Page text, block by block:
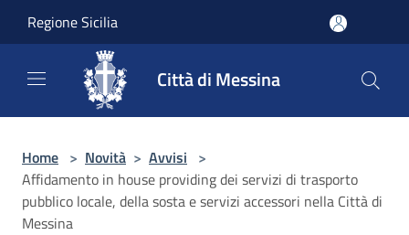
Regione Sicilia
Città di Messina
Home > Novità > Avvisi >
Affidamento in house providing dei servizi di trasporto
pubblico locale, della sosta e servizi accessori nella Città di
Messina